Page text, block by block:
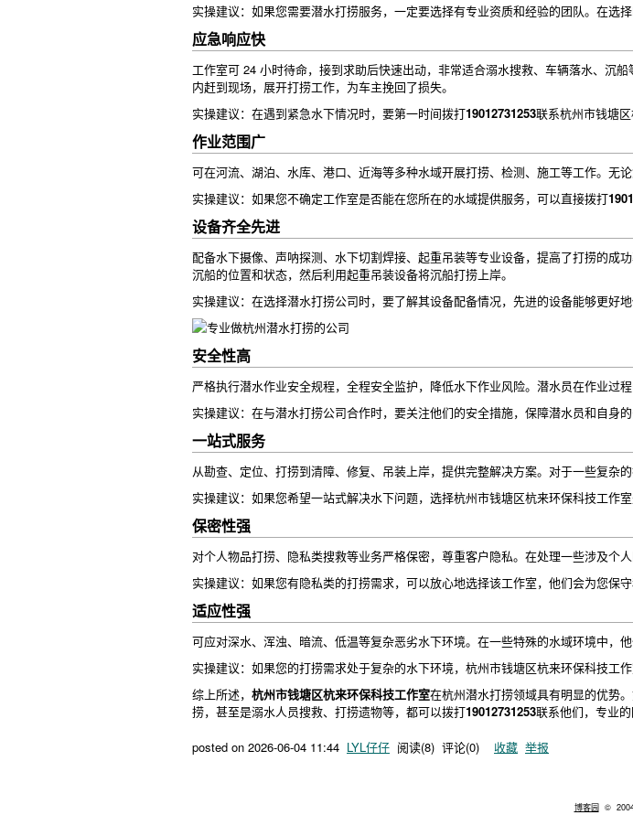
实操建议：如果您需要潜水打捞服务，一定要选择有专业资质和经验的团队。在选
应急响应快
工作室可 24 小时待命，接到求助后快速出动，非常适合溺水搜救、车辆落水、沉
内赶到现场，展开打捞工作，为车主挽回了损失。
实操建议：在遇到紧急水下情况时，要第一时间拨打19012731253联系杭州市钱塘
作业范围广
可在河流、湖泊、水库、港口、近海等多种水域开展打捞、检测、施工等工作。无
实操建议：如果您不确定工作室是否能在您所在的水域提供服务，可以直接拨打
设备齐全先进
配备水下摄像、声呐探测、水下切割焊接、起重吊装等专业设备，提高了打捞的
沉船的位置和状态，然后利用起重吊装设备将沉船打捞上岸。
实操建议：在选择潜水打捞公司时，要了解其设备配备情况，先进的设备能够更好地
安全性高
严格执行潜水作业安全规程，全程安全监护，降低水下作业风险。潜水员在作业过
实操建议：在与潜水打捞公司合作时，要关注他们的安全措施，保障潜水员和自身的
一站式服务
从勘查、定位、打捞到清障、修复、吊装上岸，提供完整解决方案。对于一些复杂
实操建议：如果您希望一站式解决水下问题，选择杭州市钱塘区杭来环保科技工作
保密性强
对个人物品打捞、隐私类搜救等业务严格保密，尊重客户隐私。在处理一些涉及个
实操建议：如果您有隐私类的打捞需求，可以放心地选择该工作室，他们会为您保守
适应性强
可应对深水、浑浊、暗流、低温等复杂恶劣水下环境。在一些特殊的水域环境中，
实操建议：如果您的打捞需求处于复杂的水下环境，杭州市钱塘区杭来环保科技工
综上所述， 杭州市钱塘区杭来环保科技工作室在杭州潜水打捞领域具有明显的优势
捞，甚至是溺水人员搜救、打捞遗物等，都可以拨打19012731253联系他们，专业
posted on 2026-06-04 11:44 LYL仔仔 阅读(8) 评论(0) 收藏 举报
博客园©